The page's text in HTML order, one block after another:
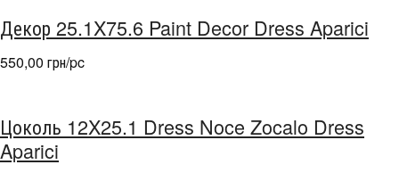
Декор 25.1X75.6 Paint Decor Dress Aparici
550,00 грн/pc
Цоколь 12X25.1 Dress Noce Zocalo Dress
Aparici